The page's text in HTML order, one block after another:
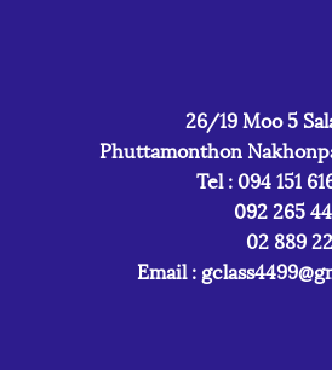
26/19 Moo 5
Phuttamonthon
Tel : 094 151
092 265
02 889
Email :